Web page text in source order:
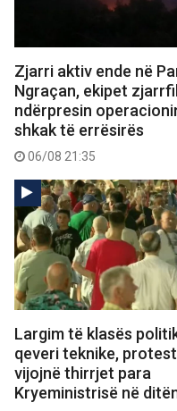
Zjarri aktiv ende në
Ngraçan, ekipet
ndërpresin
shkak të errësirës
06/08 21:35
Largim të klasës
qeveri teknike,
vijojnë thirrjet para
Kryeministrisë në